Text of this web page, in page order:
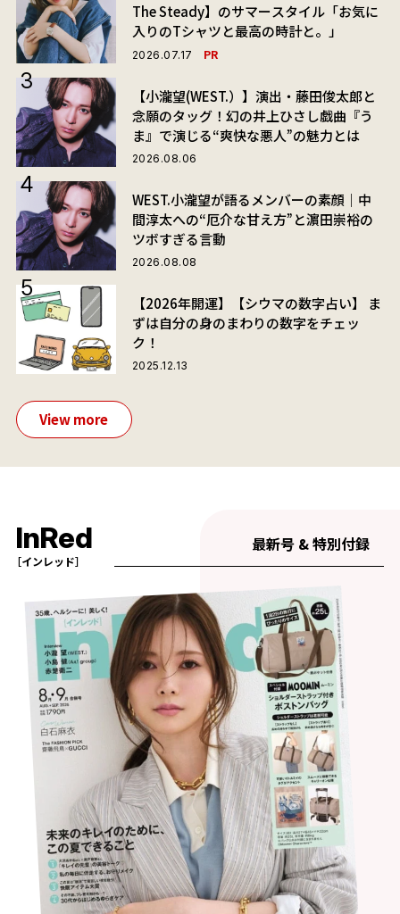
The Steady】のサマースタイル「お気に
入りのTシャツと最高の時計と。」
2026.07.17 PR
【小瀧望(WEST.）】演出・藤田俊太郎と
念願のタッグ！幻の井上ひさし戯曲『う
ま』で演じる“爽快な悪人”の魅力とは
2026.08.06
WEST.小瀧望が語るメンバーの素顔｜中
間淳太への“厄介な甘え方”と濵田崇裕の
ツボすぎる言動
2026.08.08
【2026年開運】【シウマの数字占い】 ま
ずは自分の身のまわりの数字をチェッ
ク！
2025.12.13
View more
InRed
［インレッド］
最新号 & 特別付録